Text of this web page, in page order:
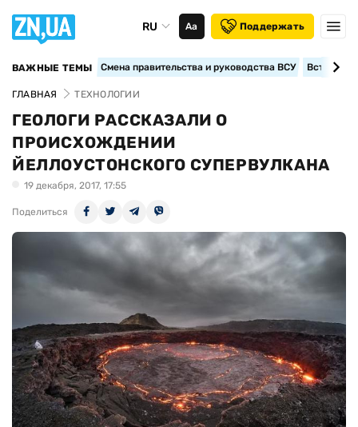
RU Аа Поддержать
ВАЖНЫЕ ТЕМЫ Смена правительства и руководства ВСУ
ГЛАВНАЯ ТЕХНОЛОГИИ
ГЕОЛОГИ РАССКАЗАЛИ О
ПРОИСХОЖДЕНИИ
ЙЕЛЛОУСТОНСКОГО СУПЕРВУЛКАНА
19 декабря, 2017, 17:55
Поделиться